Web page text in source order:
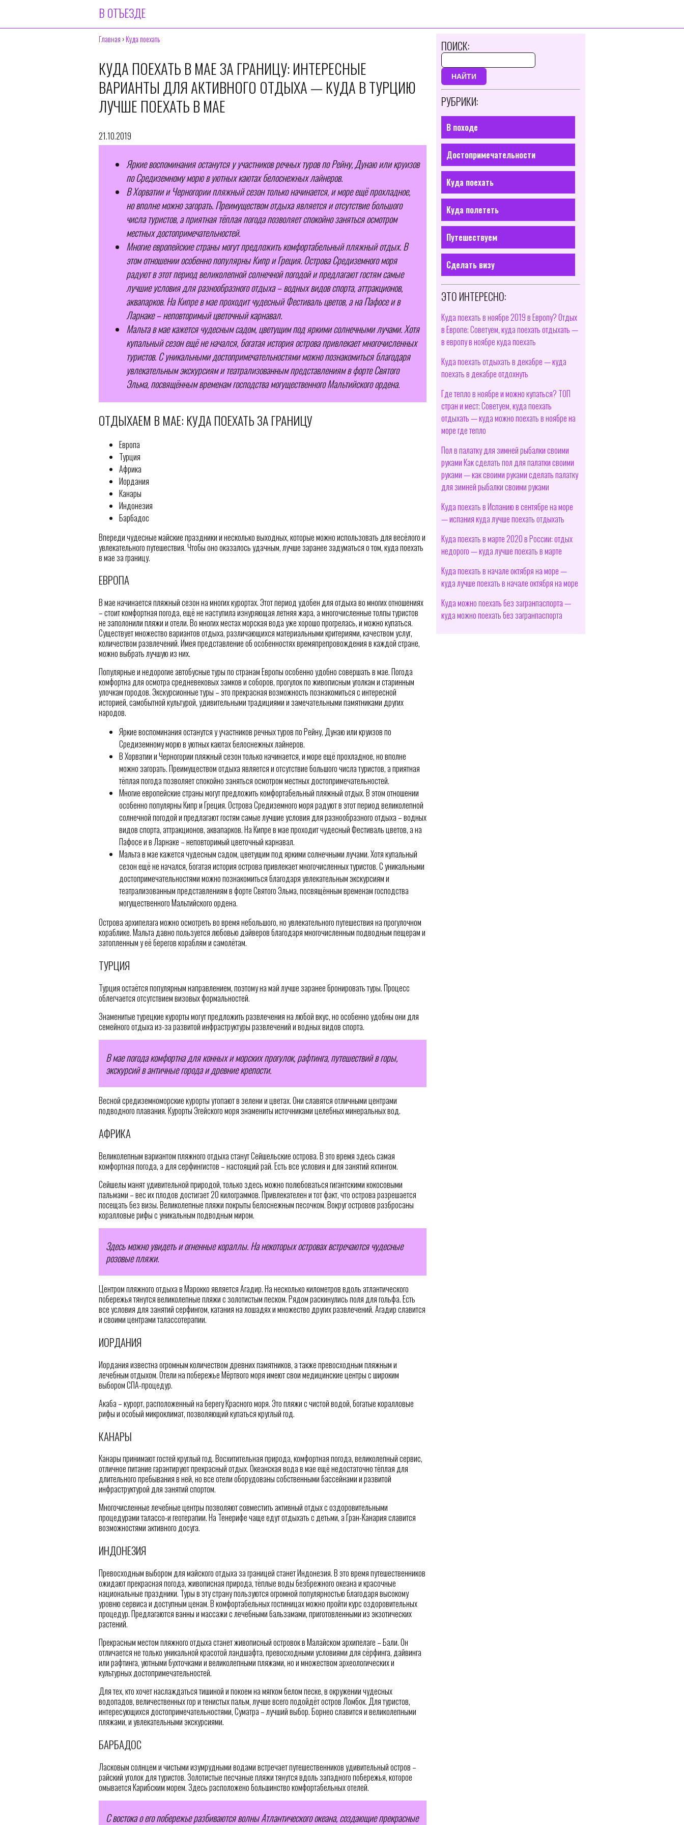
В ОТЪЕЗДЕ
Главная ›Куда поехать
КУДА ПОЕХАТЬ В МАЕ ЗА ГРАНИЦУ: ИНТЕРЕСНЫЕ
ВАРИАНТЫ ДЛЯ АКТИВНОГО ОТДЫХА — КУДА В ТУРЦИЮ
ЛУЧШЕ ПОЕХАТЬ В МАЕ
21.10.2019
Яркие воспоминания останутся у участников речных туров по Рейну, Дунаю или круизов
по Средиземному морю в уютных каютах белоснежных лайнеров.
В Хорватии и Черногории пляжный сезон только начинается, и море ещё прохладное,
но вполне можно загорать. Преимуществом отдыха является и отсутствие большого
числа туристов, а приятная тёплая погода позволяет спокойно заняться осмотром
местных достопримечательностей.
Многие европейские страны могут предложить комфортабельный пляжный отдых. В
этом отношении особенно популярны Кипр и Греция. Острова Средиземного моря
радуют в этот период великолепной солнечной погодой и предлагают гостям самые
лучшие условия для разнообразного отдыха – водных видов спорта, аттракционов,
аквапарков. На Кипре в мае проходит чудесный Фестиваль цветов, а на Пафосе и в
Ларнаке – неповторимый цветочный карнавал.
Мальта в мае кажется чудесным садом, цветущим под яркими солнечными лучами. Хотя
купальный сезон ещё не начался, богатая история острова привлекает многочисленных
туристов. С уникальными достопримечательностями можно познакомиться благодаря
увлекательным экскурсиям и театрализованным представлениям в форте Святого
Эльма, посвящённым временам господства могущественного Мальтийского ордена.
ОТДЫХАЕМ В МАЕ: КУДА ПОЕХАТЬ ЗА ГРАНИЦУ
Европа
Турция
Африка
Иордания
Канары
Индонезия
Барбадос
Впереди чудесные майские праздники и несколько выходных, которые можно использовать для весёлого и
увлекательного путешествия. Чтобы оно оказалось удачным, лучше заранее задуматься о том, куда поехать
в мае за границу.
ЕВРОПА
В мае начинается пляжный сезон на многих курортах. Этот период удобен для отдыха во многих отношениях
– стоит комфортная погода, ещё не наступила изнуряющая летняя жара, а многочисленные толпы туристов
не заполонили пляжи и отели. Во многих местах морская вода уже хорошо прогрелась, и можно купаться.
Существует множество вариантов отдыха, различающихся материальными критериями, качеством услуг,
количеством развлечений. Имея представление об особенностях времяпрепровождения в каждой стране,
можно выбрать лучшую из них.
Популярные и недорогие автобусные туры по странам Европы особенно удобно совершать в мае. Погода
комфортна для осмотра средневековых замков и соборов, прогулок по живописным уголкам и старинным
улочкам городов. Экскурсионные туры – это прекрасная возможность познакомиться с интересной
историей, самобытной культурой, удивительными традициями и замечательными памятниками других
народов.
Яркие воспоминания останутся у участников речных туров по Рейну, Дунаю или круизов по
Средиземному морю в уютных каютах белоснежных лайнеров.
В Хорватии и Черногории пляжный сезон только начинается, и море ещё прохладное, но вполне
можно загорать. Преимуществом отдыха является и отсутствие большого числа туристов, а приятная
тёплая погода позволяет спокойно заняться осмотром местных достопримечательностей.
Многие европейские страны могут предложить комфортабельный пляжный отдых. В этом отношении
особенно популярны Кипр и Греция. Острова Средиземного моря радуют в этот период великолепной
солнечной погодой и предлагают гостям самые лучшие условия для разнообразного отдыха – водных
видов спорта, аттракционов, аквапарков. На Кипре в мае проходит чудесный Фестиваль цветов, а на
Пафосе и в Ларнаке – неповторимый цветочный карнавал.
Мальта в мае кажется чудесным садом, цветущим под яркими солнечными лучами. Хотя купальный
сезон ещё не начался, богатая история острова привлекает многочисленных туристов. С уникальными
достопримечательностями можно познакомиться благодаря увлекательным экскурсиям и
театрализованным представлениям в форте Святого Эльма, посвящённым временам господства
могущественного Мальтийского ордена.
Острова архипелага можно осмотреть во время небольшого, но увлекательного путешествия на прогулочном
кораблике. Мальта давно пользуется любовью дайверов благодаря многочисленным подводным пещерам и
затопленным у её берегов кораблям и самолётам.
ТУРЦИЯ
Турция остаётся популярным направлением, поэтому на май лучше заранее бронировать туры. Процесс
облегчается отсутствием визовых формальностей.
Знаменитые турецкие курорты могут предложить развлечения на любой вкус, но особенно удобны они для
семейного отдыха из-за развитой инфраструктуры развлечений и водных видов спорта.
В мае погода комфортна для конных и морских прогулок, рафтинга, путешествий в горы,
экскурсий в античные города и древние крепости.
Весной средиземноморские курорты утопают в зелени и цветах. Они славятся отличными центрами
подводного плавания. Курорты Эгейского моря знамениты источниками целебных минеральных вод.
АФРИКА
Великолепным вариантом пляжного отдыха станут Сейшельские острова. В это время здесь самая
комфортная погода, а для серфингистов – настоящий рай. Есть все условия и для занятий яхтингом.
Сейшелы манят удивительной природой, только здесь можно полюбоваться гигантскими кокосовыми
пальмами – вес их плодов достигает 20 килограммов. Привлекателен и тот факт, что острова разрешается
посещать без визы. Великолепные пляжи покрыты белоснежным песочком. Вокруг островов разбросаны
коралловые рифы с уникальным подводным миром.
Здесь можно увидеть и огненные кораллы. На некоторых островах встречаются чудесные
розовые пляжи.
Центром пляжного отдыха в Марокко является Агадир. На несколько километров вдоль атлантического
побережья тянутся великолепные пляжи с золотистым песком. Рядом раскинулись поля для гольфа. Есть
все условия для занятий серфингом, катания на лошадях и множество других развлечений. Агадир славится
и своими центрами талассотерапии.
ИОРДАНИЯ
Иордания известна огромным количеством древних памятников, а также превосходным пляжным и
лечебным отдыхом. Отели на побережье Мёртвого моря имеют свои медицинские центры с широким
выбором СПА-процедур.
Акаба – курорт, расположенный на берегу Красного моря. Это пляжи с чистой водой, богатые коралловые
рифы и особый микроклимат, позволяющий купаться круглый год.
КАНАРЫ
Канары принимают гостей круглый год. Восхитительная природа, комфортная погода, великолепный сервис,
отличное питание гарантируют прекрасный отдых. Океанская вода в мае ещё недостаточно тёплая для
длительного пребывания в ней, но все отели оборудованы собственными бассейнами и развитой
инфраструктурой для занятий спортом.
Многочисленные лечебные центры позволяют совместить активный отдых с оздоровительными
процедурами талассо-и геотерапии. На Тенерифе чаще едут отдыхать с детьми, а Гран-Канария славится
возможностями активного досуга.
ИНДОНЕЗИЯ
Превосходным выбором для майского отдыха за границей станет Индонезия. В это время путешественников
ожидают прекрасная погода, живописная природа, тёплые воды безбрежного океана и красочные
национальные праздники. Туры в эту страну пользуются огромной популярностью благодаря высокому
уровню сервиса и доступным ценам. В комфортабельных гостиницах можно пройти курс оздоровительных
процедур. Предлагаются ванны и массажи с лечебными бальзамами, приготовленными из экзотических
растений.
Прекрасным местом пляжного отдыха станет живописный островок в Малайском архипелаге – Бали. Он
отличается не только уникальной красотой ландшафта, превосходными условиями для сёрфинга, дайвинга
или рафтинга, уютными бухточками и великолепными пляжами, но и множеством археологических и
культурных достопримечательностей.
Для тех, кто хочет наслаждаться тишиной и покоем на мягком белом песке, в окружении чудесных
водопадов, величественных гор и тенистых пальм, лучше всего подойдёт остров Ломбок. Для туристов,
интересующихся достопримечательностями, Суматра – лучший выбор. Борнео славится и великолепными
пляжами, и увлекательными экскурсиями.
БАРБАДОС
Ласковым солнцем и чистыми изумрудными водами встречает путешественников удивительный остров –
райский уголок для туристов. Золотистые песчаные пляжи тянутся вдоль западного побережья, которое
омывается Карибским морем. Здесь расположено большинство комфортабельных отелей.
С востока о его побережье разбиваются волны Атлантического океана, создающие прекрасные
ПОИСК:
НАЙТИ
РУБРИКИ:
В походе
Достопримечательности
Куда поехать
Куда полететь
Путешествуем
Сделать визу
ЭТО ИНТЕРЕСНО:
Куда поехать в ноябре 2019 в Европу? Отдых
в Европе; Советуем, куда поехать отдыхать —
в европу в ноябре куда поехать
Куда поехать отдыхать в декабре — куда
поехать в декабре отдохнуть
Где тепло в ноябре и можно купаться? ТОП
стран и мест; Советуем, куда поехать
отдыхать — куда можно поехать в ноябре на
море где тепло
Пол в палатку для зимней рыбалки своими
руками Как сделать пол для палатки своими
руками — как своими руками сделать палатку
для зимней рыбалки своими руками
Куда поехать в Испанию в сентябре на море
— испания куда лучше поехать отдыхать
Куда поехать в марте 2020 в России: отдых
недорого — куда лучше поехать в марте
Куда поехать в начале октября на море —
куда лучше поехать в начале октября на море
Куда можно поехать без загранпаспорта —
куда можно поехать без загранпаспорта